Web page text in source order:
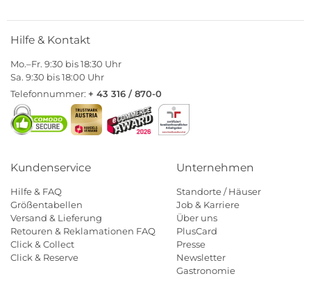
Hilfe & Kontakt
Mo.–Fr. 9:30 bis 18:30 Uhr
Sa. 9:30 bis 18:00 Uhr
Telefonnummer: + 43 316 / 870-0
Kundenservice
Hilfe & FAQ
Größentabellen
Versand & Lieferung
Retouren & Reklamationen FAQ
Click & Collect
Click & Reserve
Unternehmen
Standorte / Häuser
Job & Karriere
Über uns
PlusCard
Presse
Newsletter
Gastronomie